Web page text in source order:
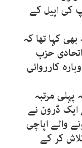
کی اپیل کے
بھی کہا تھا کہ
حزب
کارروائی
پہلی مرتبہ
ایک ڈرون نے
والے اپاچی
کر کے